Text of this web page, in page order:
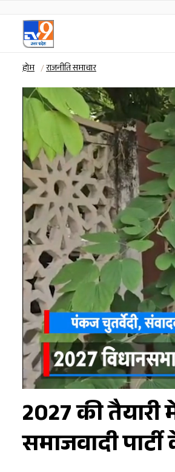
होम राजनीति समाचार
2027 की
समाजवादी